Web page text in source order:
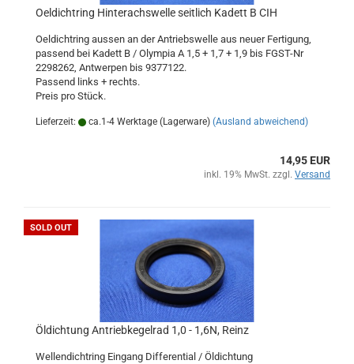
Oeldichtring Hinterachswelle seitlich Kadett B CIH
Oeldichtring aussen an der Antriebswelle aus neuer Fertigung,
passend bei Kadett B / Olympia A 1,5 + 1,7 + 1,9 bis FGST-Nr
2298262, Antwerpen bis 9377122.
Passend links + rechts.
Preis pro Stück.
Lieferzeit: ca.1-4 Werktage (Lagerware) (Ausland abweichend)
14,95 EUR
inkl. 19% MwSt. zzgl. Versand
SOLD OUT
Öldichtung Antriebkegelrad 1,0 - 1,6N, Reinz
Wellendichtring Eingang Differential / Öldichtung